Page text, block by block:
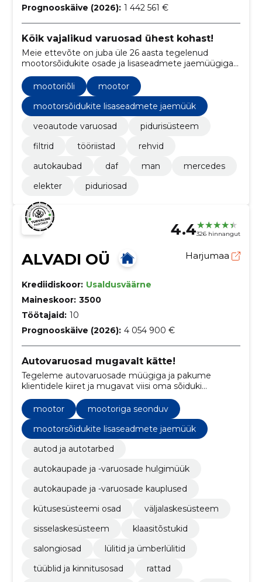
Prognooskäive (2026): 1 442 561 €
Kõik vajalikud varuosad ühest kohast!
Meie ettevõte on juba üle 26 aasta tegelenud
mootorsõidukite osade ja lisaseadmete jaemüügiga
ning oleme tuntud just oma kvaliteetsete toodete ja
suurepärase klienditeeninduse poolest. Meie
eesmärgiks on pakkuda klientidele parimaid
võimalikke lahendusi, kui nad vajavad uusi osi või
lisaseadmeid oma sõidukisse.
mootoriõli
mootor
mootorsõidukite lisaseadmete jaemüük
veoautode varuosad
pidurisüsteem
filtrid
tööriistad
rehvid
autokaubad
daf man
mercedes
elekter
piduriosad
4.4326 hinnangut
ALVADI OÜ Harjumaa
Krediidiskoor: Usaldusväärne
Maineskoor: 3500
Töötajaid: 10
Prognooskäive (2026): 4 054 900 €
Autovaruosad mugavalt kätte!
Tegeleme autovaruosade müügiga ja pakume
klientidele kiiret ja mugavat viisi oma sõiduki
hooldamiseks ning tuunimiseks.
mootor
mootoriga seonduv
mootorsõidukite lisaseadmete jaemüük
autod ja autotarbed
autokaupade ja -varuosade hulgimüük
autokaupade ja -varuosade kauplused
kütusesüsteemi osad
väljalaskesüsteem
sisselaskesüsteem
klaasitõstukid
salongiosad
lülitid ja ümberlülitid
tüüblid ja kinnitusosad
rattad